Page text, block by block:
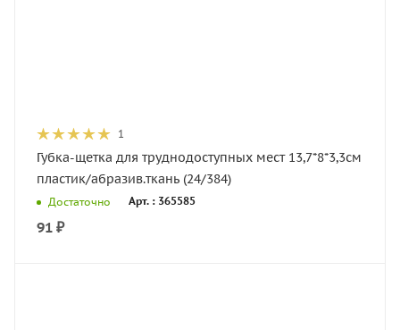
1
Губка-щетка для труднодоступных мест 13,7*8*3,3см
пластик/абразив.ткань (24/384)
Достаточно Арт. : 365585
91 ₽